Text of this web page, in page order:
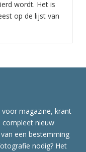
wordt. Het is
op de lijst van
magazine, krant
compleet nieuw
een bestemming
nodig? Het